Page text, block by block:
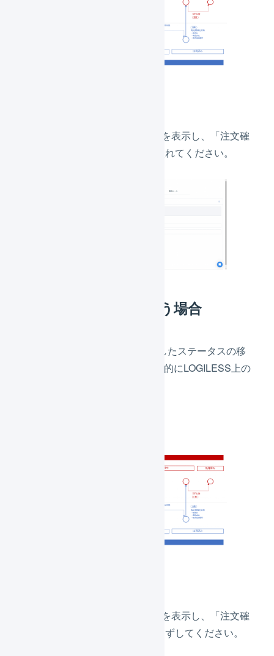
楽天市場の店舗のAPI設定画面を表示し、「注文確
認を自動実行」のチェックを入れてください。
RMSで注文確認を行う場合
このケースでは、RMSで発生したステータスの移
動をLOGILESSが検知し、自動的にLOGILESS上の
楽天市場の店舗のAPI設定画面を表示し、「注文確
認を自動実行」のチェックをはずしてください。